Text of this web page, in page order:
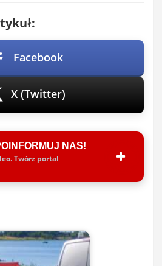
Facebook
X (Twitter)
NAS!
Twórz portal